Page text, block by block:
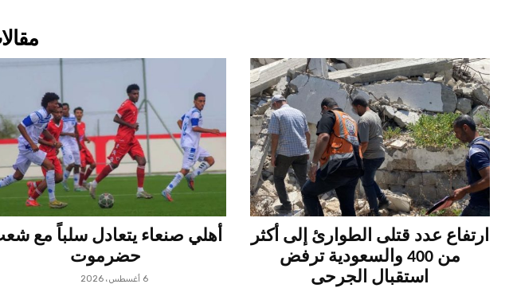
ارتفاع عدد قتلى الطوارئ إلى أكثر
من 400 والسعودية ترفض
استقبال الجرحى
أهلي صنعاء يتعادل سلباً مع
حضرموت
6 أغسطس، 2026